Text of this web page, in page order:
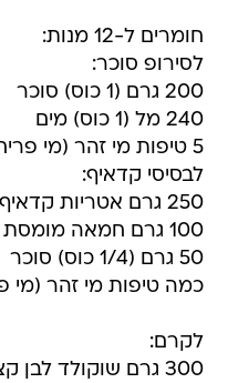
חומרים ל-12 מנות:
לסירופ סוכר:
200 גרם (1 כוס) סוכר
240 מל (1 כוס) מים
5 טיפות מי זהר (מי פריחת הדרים)
לבסיסי קדאיף:
250 גרם אטריות קדאיף
100 גרם חמאה מומסת
50 גרם (1/4 כוס) סוכר
כמה טיפות מי זהר (מי
לקרם:
300 גרם שוקולד לבן קצוץ